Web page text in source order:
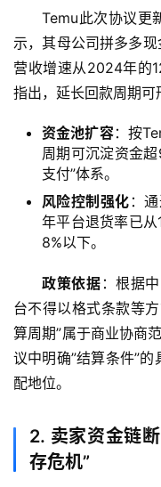
Temu此次协议更
示，其母公司拼多多
营收增速从2024年的
指出，延长回款周期可
资金池扩容：按
周期可沉淀资金
支付”体系。
风险控制强化 ：
年平台退货率已
8%以下。
政策依据 ：根据
台不得以格式条款等
算周期”属于商业协商
议中明确”结算条件”
配地位。
2. 卖家资金链
存危机”